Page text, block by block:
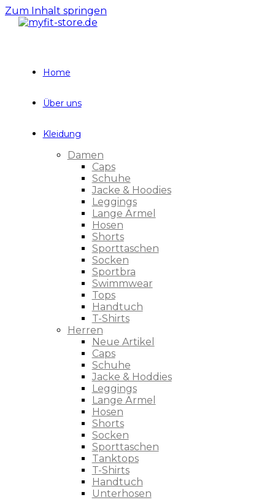
Zum Inhalt springen
Home
Über uns
Kleidung
Damen
Caps
Schuhe
Jacke & Hoodies
Leggings
Lange Ärmel
Hosen
Shorts
Sporttaschen
Socken
Sportbra
Swimmwear
Tops
Handtuch
T-Shirts
Herren
Neue Artikel
Caps
Schuhe
Jacke & Hoddies
Leggings
Lange Ärmel
Hosen
Shorts
Socken
Sporttaschen
Tanktops
T-Shirts
Handtuch
Unterhosen